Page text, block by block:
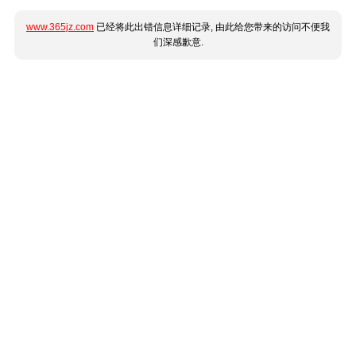
www.365jz.com 已经将此出错信息详细记录, 由此给您带来的访问不便我
们深感歉意.